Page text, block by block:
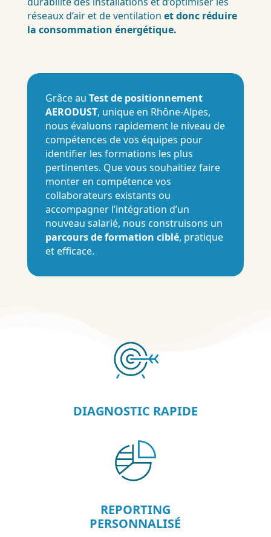
réseaux d’air et de ventilation et donc réduire
la consommation énergétique.
Grâce au Test de positionnement
AERODUST, unique en Rhône-Alpes,
nous évaluons rapidement le niveau de
compétences de vos équipes pour
identifier les formations les plus
pertinentes. Que vous souhaitiez faire
monter en compétence vos
collaborateurs existants ou
accompagner l’intégration d’un
nouveau salarié, nous construisons un
parcours de formation ciblé, pratique
et efficace.
DIAGNOSTIC RAPIDE
REPORTING
PERSONNALISÉ